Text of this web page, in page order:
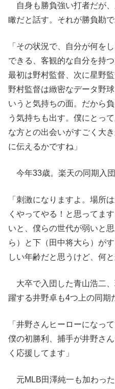
自身も勝負強い打者だが
瞰だと話す。それが勝負勘で
「その状況で、自分が何を
できる、客観的な自分を持
最初は野村監督、次に星野
野村監督は緻密なデータ野
いうと気持ちの面。だから
う気持ちも出す。僕にとっ
な方との出会いがすごく大
に伝えるかですね」
今年33歳。楽天の同期入団
「刺激になりますよ。場所
くやってやる！と思ってま
いと、僕らの世代が弱いと
ら）と下（田中将大ら）が
しい年齢だと思うけど、何
大卒で入団した青山浩二
躍する井野卓も4つ上の同期
「井野さんヒーローになっ
僕の初勝利、捕手が井野さ
く応援してます」
元MLB田澤純一も加わっ